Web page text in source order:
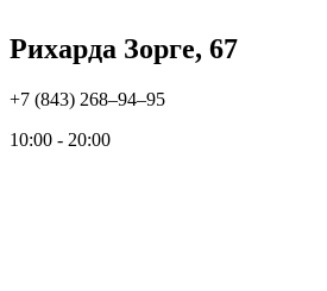
Рихарда Зорге, 67
+7 (843) 268‒94‒95
10:00 - 20:00